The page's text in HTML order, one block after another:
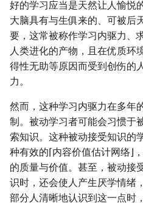
好的学习应当是天然让人愉悦
大脑具有与生俱来的、可被后
要，这常被称作学习内驱力、
人类进化的产物，且在优质环
得性无助等原因而受到创伤的
力。
然而，这种学习内驱力在多年
制。被动学习者可能会习惯于
索知识。这种被动接受知识的
种有效的⌈内容价值估计网络⌋
的质量与价值。甚至，被动接
识时，还会使人产生厌学情绪
部分人清晰地认识到这一点时